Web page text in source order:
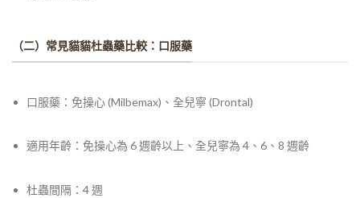
（二）常見貓貓杜蟲藥比較：口服藥
口服藥： 免操心 (Milbemax)、全兒寧 (Drontal)
適用年齡：免操心為6 週齡以上、全兒寧為 4、6、8 週齡
杜蟲間隔：4 週